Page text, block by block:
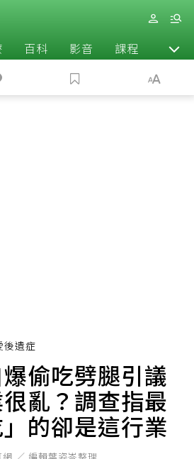
百科 影音 課程 退休
後遺症
偷吃劈腿引議
亂？調查指最
的卻是這行業